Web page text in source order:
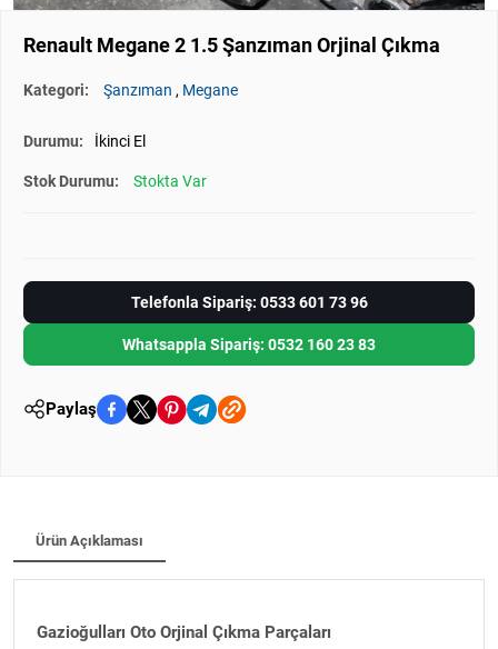
Renault Megane 2 1.5 Şanzıman Orjinal Çıkma
Kategori: Şanzıman , Megane
Durumu: İkinci El
Stok Durumu: Stokta Var
Telefonla Sipariş: 0533 601 73 96
Whatsappla Sipariş: 0532 160 23 83
Paylaş
Ürün Açıklaması
Gazioğulları Oto Orjinal Çıkma Parçaları